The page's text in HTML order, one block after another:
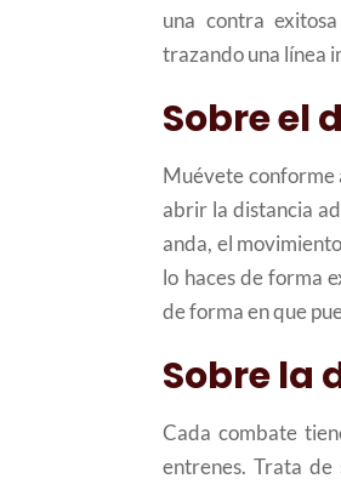
una contra
trazando una línea
Sobre el
Muévete conforme
abrir la distancia
anda, el
lo haces de forma
de forma en que
Sobre la
Cada combate
entrenes. Trata